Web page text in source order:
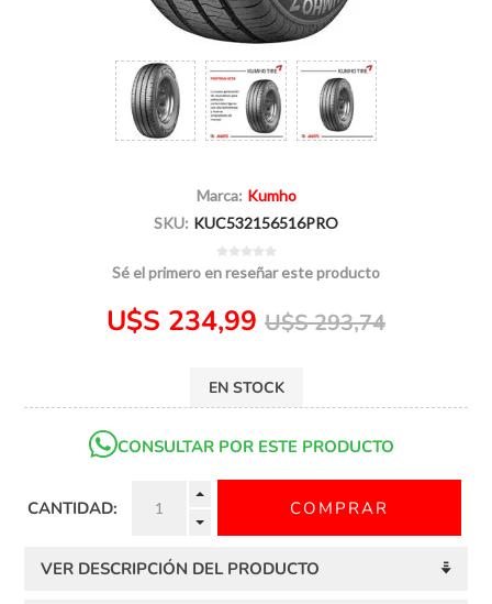
Marca: Kumho
SKU: KUC532156516PRO
Sé el primero en reseñar este producto
U$S 234,99 U$S 293,74
EN STOCK
CONSULTAR POR ESTE PRODUCTO
CANTIDAD:
VER DESCRIPCIÓN DEL PRODUCTO